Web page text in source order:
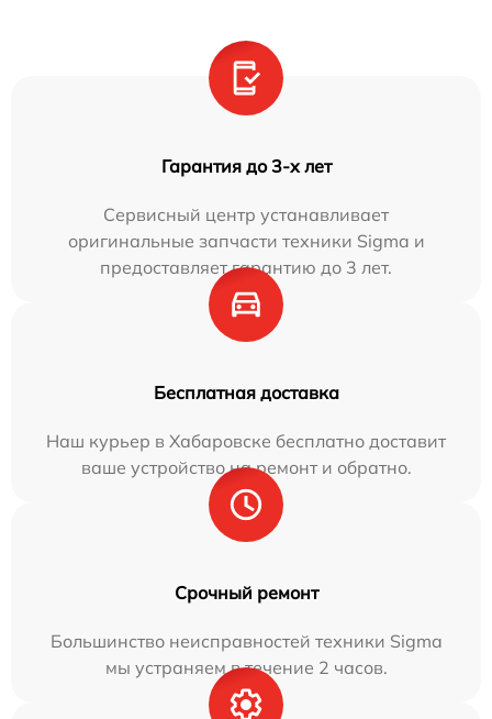
Гарантия до 3-х лет
Сервисный центр устанавливает
оригинальные запчасти техники Sigma и
предоставляет гарантию до 3 лет.
Бесплатная доставка
Наш курьер в Хабаровске бесплатно доставит
ваше устройство на ремонт и обратно.
Срочный ремонт
Большинство неисправностей техники Sigma
мы устраняем в течение 2 часов.